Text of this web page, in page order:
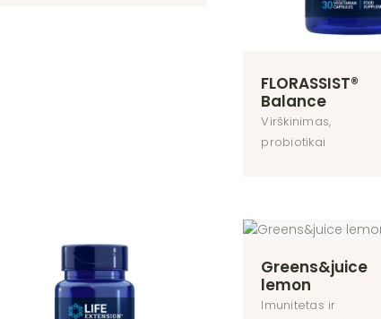
FLORASSIST®
Balance
Virškinimas,
probiotikai
Greens&juice
lemon
Imunitetas ir